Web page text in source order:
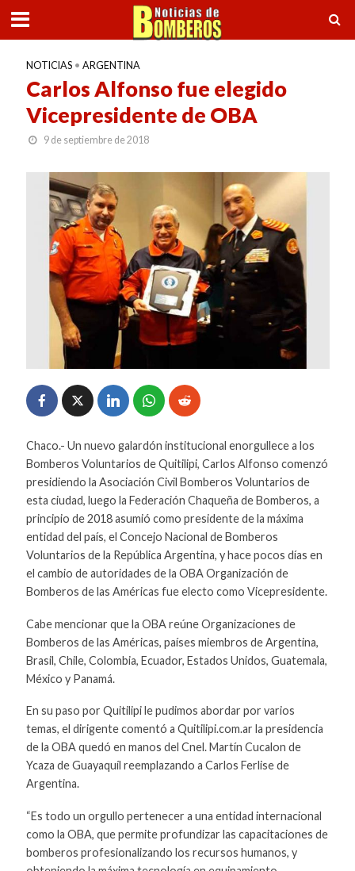
NOTICIAS • ARGENTINA
Carlos Alfonso fue elegido
Vicepresidente de OBA
9 de septiembre de 2018
Chaco.- Un nuevo galardón institucional enorgullece a los
Bomberos Voluntarios de Quitilipi, Carlos Alfonso comenzó
presidiendo la Asociación Civil Bomberos Voluntarios de
esta ciudad, luego la Federación Chaqueña de Bomberos, a
principio de 2018 asumió como presidente de la máxima
entidad del país, el Concejo Nacional de Bomberos
Voluntarios de la República Argentina, y hace pocos días en
el cambio de autoridades de la OBA Organización de
Bomberos de las Américas fue electo como Vicepresidente.
Cabe mencionar que la OBA reúne Organizaciones de
Bomberos de las Américas, países miembros de Argentina,
Brasil, Chile, Colombia, Ecuador, Estados Unidos, Guatemala,
México y Panamá.
En su paso por Quitilipi le pudimos abordar por varios
temas, el dirigente comentó a Quitilipi.com.ar la presidencia
de la OBA quedó en manos del Cnel. Martín Cucalon de
Ycaza de Guayaquíl reemplazando a Carlos Ferlise de
Argentina.
“Es todo un orgullo pertenecer a una entidad internacional
como la OBA, que permite profundizar las capacitaciones de
bomberos profesionalizando los recursos humanos, y